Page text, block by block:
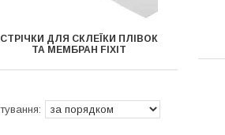
СТРІЧКИ ДЛЯ СКЛЕЇКИ ПЛІВОК
ТА МЕМБРАН FIXIT